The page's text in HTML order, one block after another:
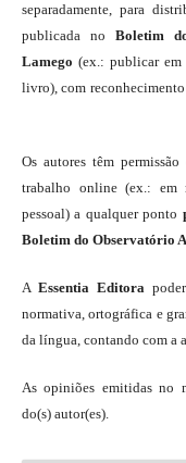
separadamente, para
publicada no Boletim
Lamego (ex.: publicar
livro), com
Os autores têm
trabalho online (ex.: em
pessoal) a qualquer ponto
Boletim do Observatório
A Essentia Editora
normativa, ortográfica e
da língua, contando com a
As opiniões emitidas no
do(s) autor(es).